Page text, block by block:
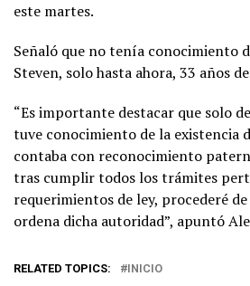
este martes.
Señaló que no tenía conocimiento
Steven, solo hasta ahora, 33 años
“Es importante destacar que solo
tuve conocimiento de la existencia
contaba con reconocimiento
tras cumplir todos los trámites
requerimientos de ley, procederé
ordena dicha autoridad”, apuntó
RELATED TOPICS: INICIO